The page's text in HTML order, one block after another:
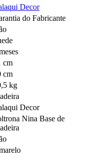
Decor
do Fabricante
cm
cm
kg
Decor
Nina Base de